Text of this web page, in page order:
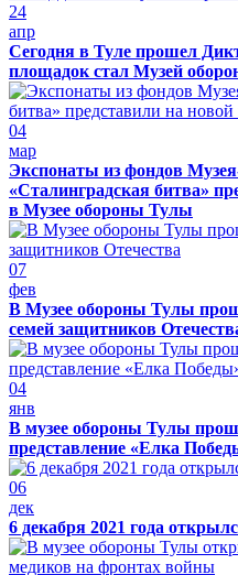
24
апр
Сегодня в Туле прошел
площадок стал Музей
04
мар
Экспонаты из фондов
«Сталинградская битва»
в Музее обороны Тулы
07
фев
В Музее обороны Тулы
семей защитников
04
янв
В музее обороны Тулы
представление «Елка
06
дек
6 декабря 2021 года